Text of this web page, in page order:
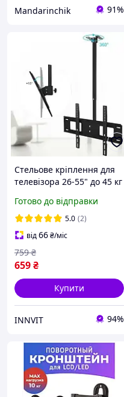
Mandarinchik 91%
Стельове кріплення для
телевізора 26-55" до 45 кг
монітора на стелю
Готово до відправки
5.0 (2)
від66₴/міс
659₴
759 ₴
Купити
INNVIT 94%